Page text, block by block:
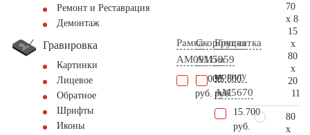
Ремонт и Реставрация
Демонтаж
Гравировка
Картинки
Лицевое
Обратное
Шрифты
Иконы
Рамка
AM0911
23.000
руб.
Скорбящая
AM5959
95.800
руб.
Брусчатка
на
могилу
AM5670
15.700
руб.
70
x 8
15
x
80
x
20
80
x